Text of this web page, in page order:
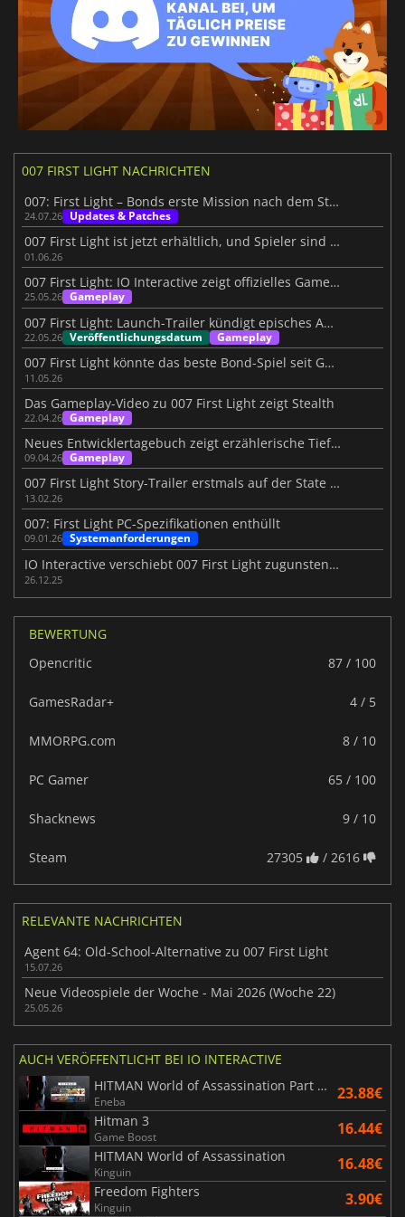
007 FIRST LIGHT NACHRICHTEN
007: First Light – Bonds erste Mission nach dem Start
24.07.26 Updates & Patches
007 First Light ist jetzt erhältlich, und Spieler sind bereits begeistert
01.06.26
007 First Light: IO Interactive zeigt offizielles Gameplay
25.05.26 Gameplay
007 First Light: Launch-Trailer kündigt episches Abenteuer an
22.05.26 Veröffentlichungsdatum Gameplay
007 First Light könnte das beste Bond-Spiel seit GoldenEye sein
11.05.26
Das Gameplay-Video zu 007 First Light zeigt Stealth
22.04.26 Gameplay
Neues Entwicklertagebuch zeigt erzählerische Tiefe in 007 First Light
09.04.26 Gameplay
007 First Light Story-Trailer erstmals auf der State of Play zu sehen
13.02.26
007: First Light PC-Spezifikationen enthüllt
09.01.26 Systemanforderungen
IO Interactive verschiebt 007 First Light zugunsten der Qualität
26.12.25
BEWERTUNG
Opencritic
87 / 100
GamesRadar+ 4 / 5
MMORPG.com 8 / 10
PC Gamer 65 / 100
Shacknews 9 / 10
Steam 27305 / 2616
RELEVANTE NACHRICHTEN
Agent 64: Old-School-Alternative zu 007 First Light
15.07.26
Neue Videospiele der Woche - Mai 2026 (Woche 22)
25.05.26
AUCH VERÖFFENTLICHT BEI IO INTERACTIVE
HITMAN World of Assassination Part One
Eneba 23.88€
Hitman 3
Game Boost 16.44€
HITMAN World of Assassination
Kinguin 16.48€
Freedom Fighters
Kinguin 3.90€